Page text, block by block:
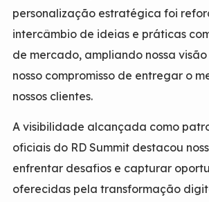
personalização estratégica foi
intercâmbio de ideias e práticas
de mercado, ampliando nossa
nosso compromisso de entregar o
nossos clientes.
A visibilidade alcançada como
oficiais do RD Summit destacou
enfrentar desafios e capturar
oferecidas pela transformação